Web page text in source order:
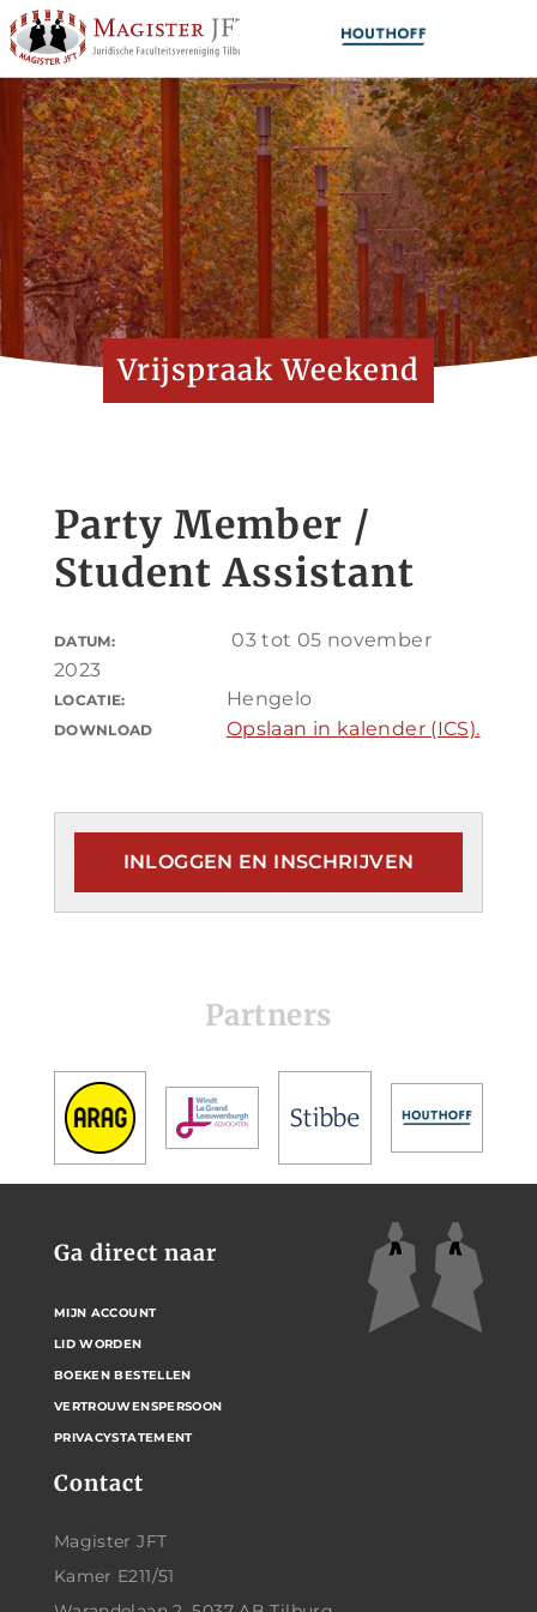
Vrijspraak Weekend
Party Member /
Student Assistant
DATUM:
03 tot 05 november
2023
LOCATIE: Hengelo
DOWNLOAD Opslaan in kalender (ICS).
INLOGGEN EN INSCHRIJVEN
Partners
Contact
Magister JFT
Kamer E211/51
Ga direct naar
MIJN ACCOUNT
LID WORDEN
BOEKEN BESTELLEN
VERTROUWENSPERSOON
PRIVACYSTATEMENT